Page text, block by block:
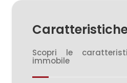
Scopri le
immobile